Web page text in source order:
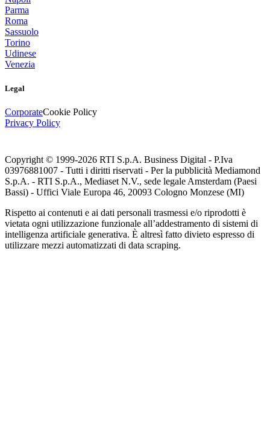
Parma
Roma
Sassuolo
Torino
Udinese
Venezia
Legal
CorporateCookie Policy
Privacy Policy
Copyright © 1999-2026 RTI S.p.A. Business Digital - P.Iva
03976881007 - Tutti i diritti riservati - Per la pubblicità Mediamond
S.p.A. - RTI S.p.A., Mediaset N.V., sede legale Amsterdam (Paesi
Bassi) - Uffici Viale Europa 46, 20093 Cologno Monzese (MI)
Rispetto ai contenuti e ai dati personali trasmessi e/o riprodotti è
vietata ogni utilizzazione funzionale all’addestramento di sistemi di
intelligenza artificiale generativa. È altresì fatto divieto espresso di
utilizzare mezzi automatizzati di data scraping.